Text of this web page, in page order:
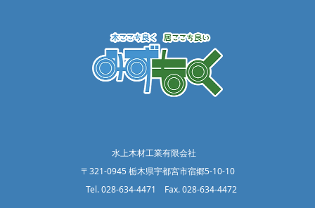
水上木材工業有限会社
〒321-0945 栃木県宇都宮市宿郷5-10-10
Tel. 028-634-4471 Fax. 028-634-4472